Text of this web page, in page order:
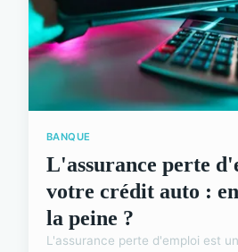
BANQUE
L'assurance perte
votre crédit auto :
la peine ?
L'assurance perte d'emploi est